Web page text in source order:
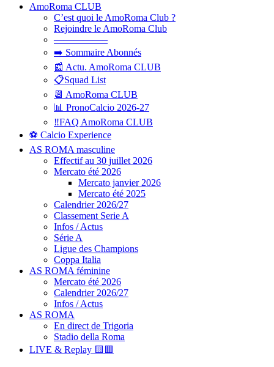
AmoRoma CLUB
C’est quoi le AmoRoma Club ?
Rejoindre le AmoRoma Club
—————–
➡️ Sommaire Abonnés
📰 Actu. AmoRoma CLUB
📋Squad List
📆 AmoRoma CLUB
📊 PronoCalcio 2026-27
‼️FAQ AmoRoma CLUB
⚽ Calcio Experience
AS ROMA masculine
Effectif au 30 juillet 2026
Mercato été 2026
Mercato janvier 2026
Mercato été 2025
Calendrier 2026/27
Classement Serie A
Infos / Actus
Série A
Ligue des Champions
Coppa Italia
AS ROMA féminine
Mercato été 2026
Calendrier 2026/27
Infos / Actus
AS ROMA
En direct de Trigoria
Stadio della Roma
LIVE & Replay 🟨🟥